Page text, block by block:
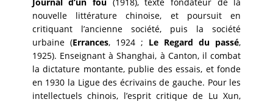
nouvelle littérature chinoise, et poursuit en
critiquant l’ancienne société, puis la société
urbaine (Errances, 1924 ; Le Regard du passé,
1925). Enseignant à Shanghai, à Canton, il combat
la dictature montante, publie des essais, et fonde
en 1930 la Ligue des écrivains de gauche. Pour les
intellectuels chinois, l’esprit critique de Lu Xun,